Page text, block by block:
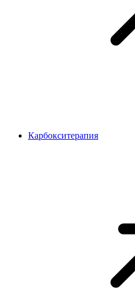
Карбокситерапия